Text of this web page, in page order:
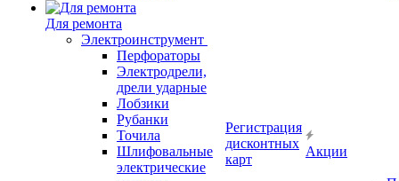
Для ремонта
Электроинструмент
Перфораторы
Электродрели,
дрели ударные
Лобзики
Рубанки
Точила
Шлифовальные
электрические
Регистрация
дисконтных
карт
Акции